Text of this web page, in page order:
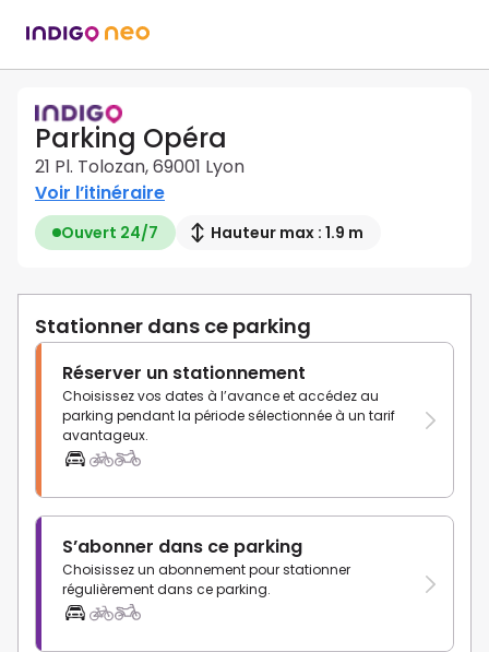
Parking Opéra
21 Pl. Tolozan, 69001 Lyon
Voir l’itinéraire
Ouvert 24/7 Hauteur max : 1.9 m
Stationner dans ce parking
Réserver un stationnement
Choisissez vos dates à l’avance et accédez au
parking pendant la période sélectionnée à un tarif
avantageux.
S’abonner dans ce parking
Choisissez un abonnement pour stationner
régulièrement dans ce parking.